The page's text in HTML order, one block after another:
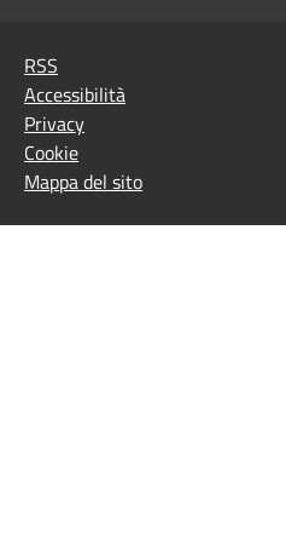
RSS
Accessibilità
Privacy
Cookie
Mappa del sito